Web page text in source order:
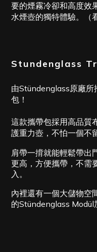
要的煙霧冷卻和高度效
水煙壺的獨特體驗。（
Stundenglass
由Stündenglass原廠所
包！
這款攜帶包採用高品質
護重力壺，不怕一個不
肩帶一揹就能輕鬆帶出
更高，方便攜帶，不需
入。
內裡還有一個大儲物空
的Stündenglass Modül